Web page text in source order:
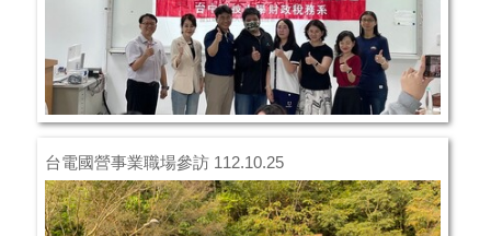
台電國營事業職場參訪 112.10.25